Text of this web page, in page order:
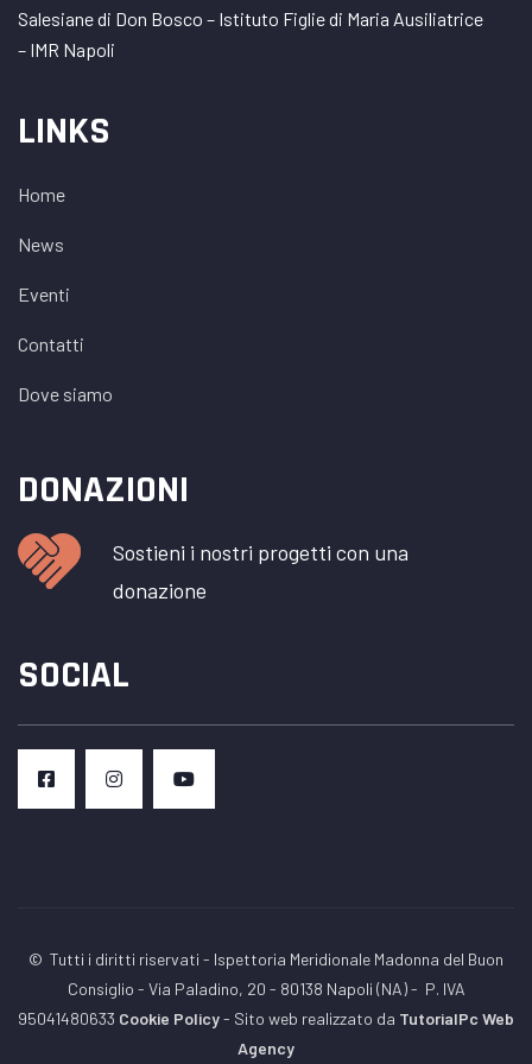
Salesiane di Don Bosco – Istituto Figlie di Maria Ausiliatrice
– IMR Napoli
LINKS
Home
News
Eventi
Contatti
Dove siamo
DONAZIONI
Sostieni i nostri progetti con una
donazione
SOCIAL
© Tutti i diritti riservati - Ispettoria Meridionale Madonna del Buon
Consiglio - Via Paladino, 20 - 80138 Napoli (NA) - P. IVA
95041480633 Cookie Policy- Sito web realizzato da TutorialPc Web
Agency